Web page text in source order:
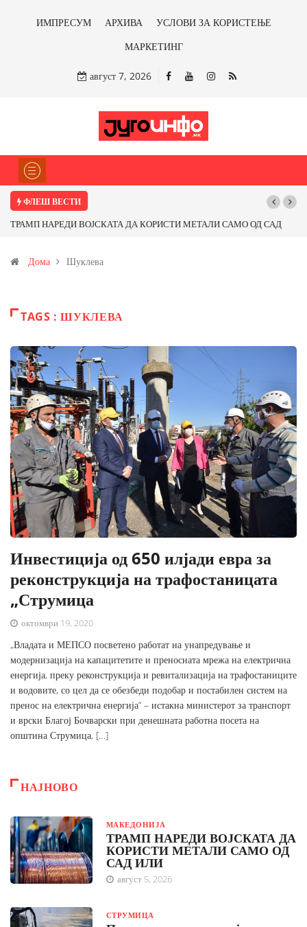
ИМПРЕСУМ АРХИВА
УСЛОВИ ЗА КОРИСТЕЊЕ
МАРКЕТИНГ
август 7, 2026
ФЛЕШ ВЕСТИ
ТРАМП НАРЕДИ ВОЈСКАТА ДА КОРИСТИ МЕТАЛИ САМО ОД САД
Иловица и со антимонот?
Дома Шуклева
TAGS : ШУКЛЕВА
Инвестиција од 650 илјади евра за
реконструкција на трафостаницата
„Струмица
октомври 19, 2020
„Владата и МЕПСО посветено работат на унапредување и
модернизација на капацитетите и преносната мрежа на електрична
енергија, преку реконструкција и ревитализација на трафостаниците
и водовите, со цел да се обезбеди подобар и постабилен систем на
пренос на електрична енергија“ – истакна министерот за транспорт
и врски Благој Бочварски при денешната работна посета на
општина Струмица, […]
НАЈНОВО
МАКЕДОНИЈА
ТРАМП НАРЕДИ ВОЈСКАТА ДА
КОРИСТИ МЕТАЛИ САМО ОД
САД ИЛИ
август 5, 2026
СТРУМИЦА